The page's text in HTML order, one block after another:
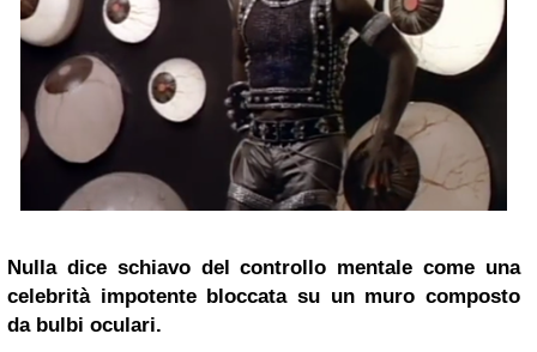
Nulla dice schiavo del controllo mentale come una
celebrità impotente bloccata su un muro composto
da bulbi oculari.